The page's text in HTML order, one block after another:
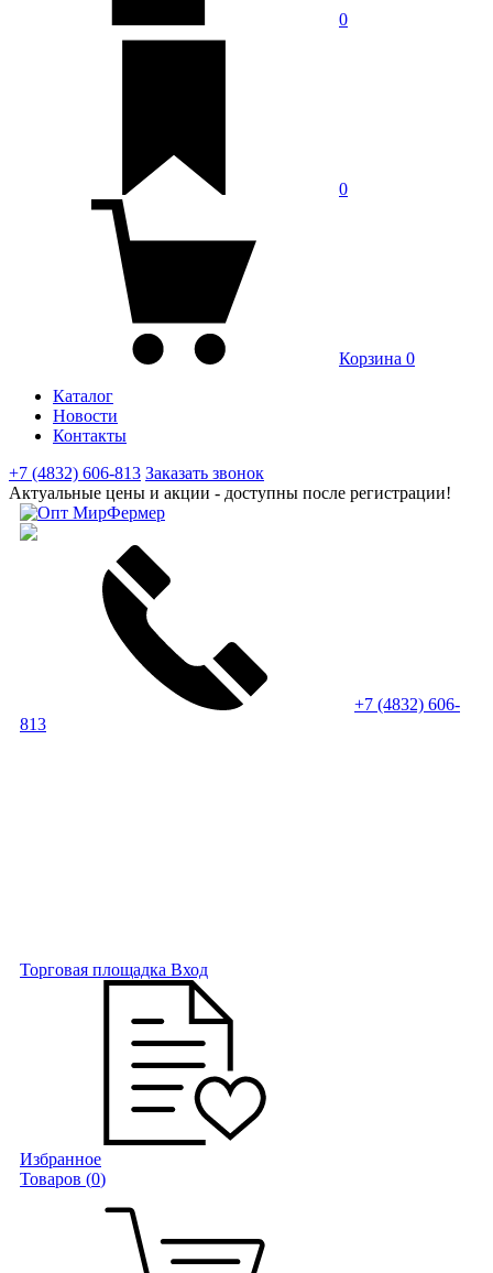
0
0
Корзина 0
Каталог
Новости
Контакты
+7 (4832) 606-813 Заказать звонок
Актуальные цены и акции - доступны после регистрации!
+7 (4832) 606-
813
Торговая площадка Вход
Избранное
Товаров (0)